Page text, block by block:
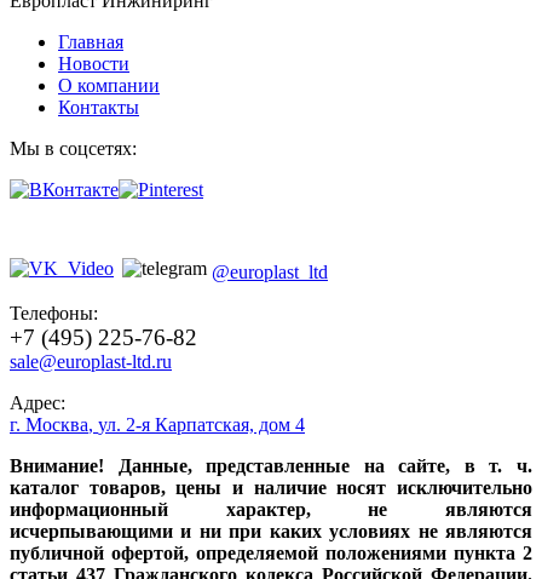
Главная
Новости
О компании
Контакты
Мы в соцсетях:
@europlast_ltd
Телефоны:
+7 (495) 225-76-82
sale@europlast-ltd.ru
Адрес:
г. Москва, ул. 2-я Карпатская, дом 4
Внимание! Данные, представленные на сайте, в т. ч.
каталог товаров, цены и наличие носят исключительно
информационный характер, не являются
исчерпывающими и ни при каких условиях не являются
публичной офертой, определяемой положениями пункта 2